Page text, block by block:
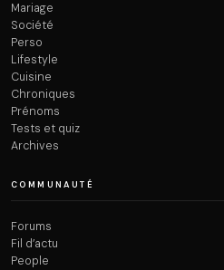
Mariage
Société
Perso
Lifestyle
Cuisine
Chroniques
Prénoms
Tests et quiz
Archives
COMMUNAUTÉ
Forums
Fil d’actu
People